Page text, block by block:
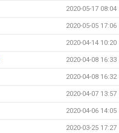
2020-05-17 08:04
2020-05-05 17:06
2020-04-14 10:20
2020-04-08 16:33
2020-04-08 16:32
2020-04-07 13:57
2020-04-06 14:05
2020-03-25 17:27